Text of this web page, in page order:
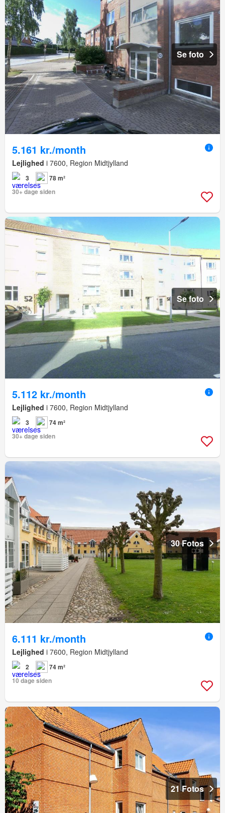
Se foto
5.161 kr./month
Lejlighed i 7600, Region Midtjylland
3
78 m²
30+ dage siden
Se foto
5.112 kr./month
Lejlighed i 7600, Region Midtjylland
3
74 m²
30+ dage siden
30 Fotos
6.111 kr./month
Lejlighed i 7600, Region Midtjylland
2
74 m²
10 dage siden
21 Fotos